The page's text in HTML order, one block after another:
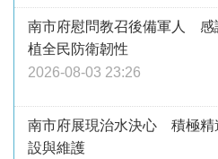
南市府慰問教召後備軍人 感
植全民防衛韌性
2026-08-03 23:26
南市府展現治水決心 積極精
設與維護